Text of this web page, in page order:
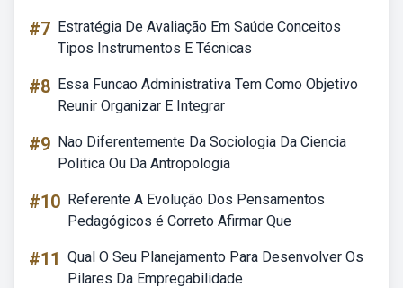
#7 Estratégia De Avaliação Em Saúde Conceitos
Tipos Instrumentos E Técnicas
#8 Essa Funcao Administrativa Tem Como Objetivo
Reunir Organizar E Integrar
#9 Nao Diferentemente Da Sociologia Da Ciencia
Politica Ou Da Antropologia
#10 Referente A Evolução Dos Pensamentos
Pedagógicos é Correto Afirmar Que
#11 Qual O Seu Planejamento Para Desenvolver Os
Pilares Da Empregabilidade